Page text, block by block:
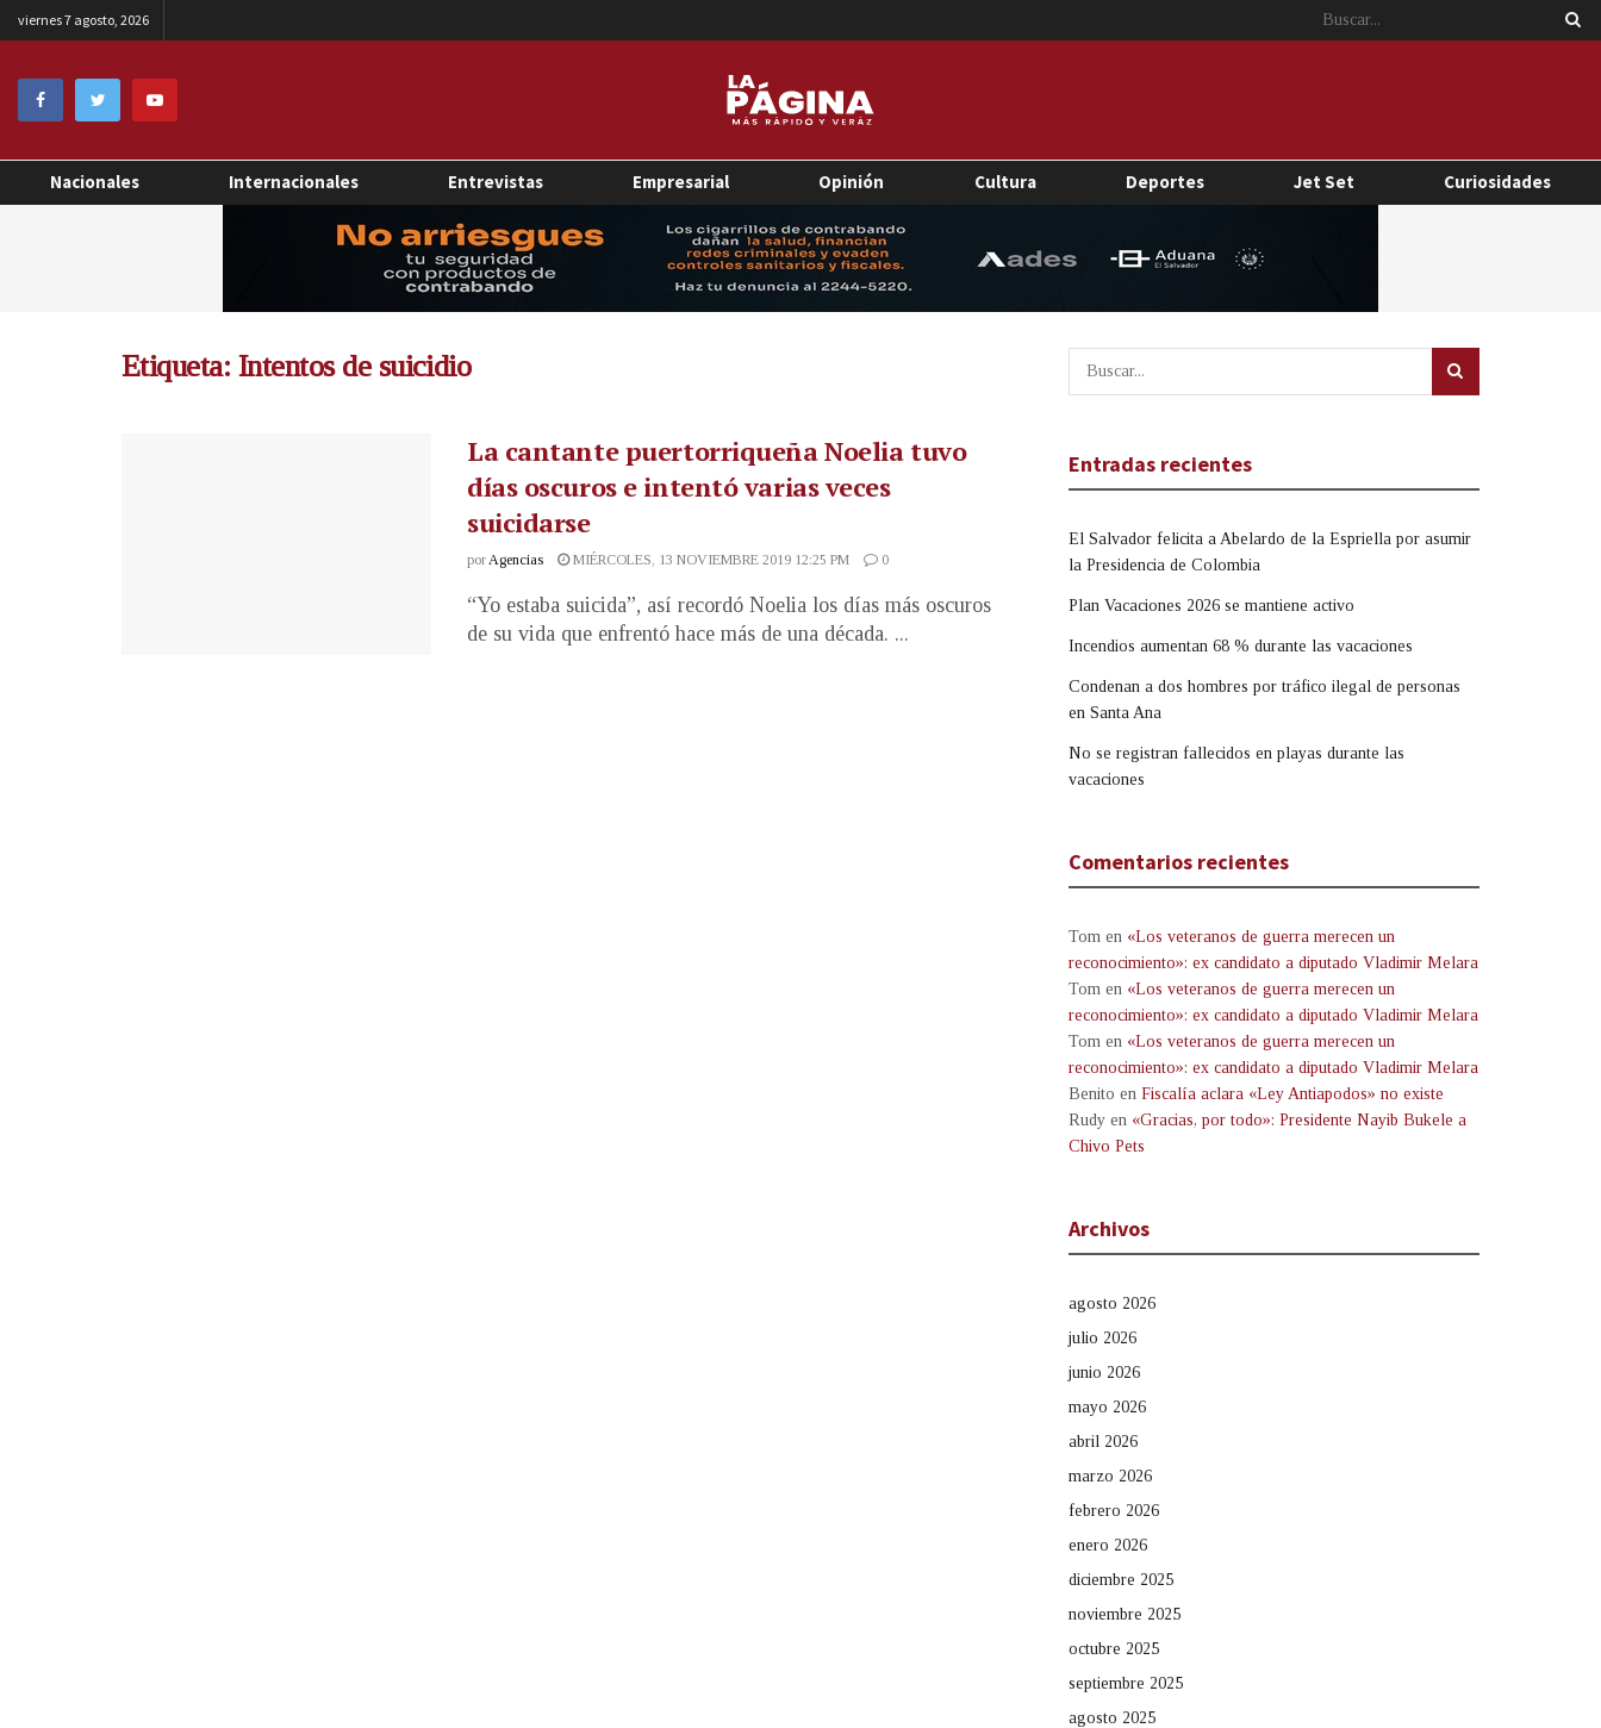
viernes 7 agosto, 2026
Nacionales Internacionales Entrevistas Empresarial Opinión Cultura Deportes Jet Set Curiosidades
Etiqueta: Intentos de suicidio
La cantante puertorriqueña Noelia tuvo
días oscuros e intentó varias veces
suicidarse
porAgencias MIÉRCOLES, 13 NOVIEMBRE 2019 12:25 PM 0
“Yo estaba suicida”, así recordó Noelia los días más oscuros
de su vida que enfrentó hace más de una década. ...
Entradas recientes
El Salvador felicita a Abelardo de la Espriella por asumir
la Presidencia de Colombia
Plan Vacaciones 2026 se mantiene activo
Incendios aumentan 68 % durante las vacaciones
Condenan a dos hombres por tráfico ilegal de personas
en Santa Ana
No se registran fallecidos en playas durante las
vacaciones
Comentarios recientes
Tom en «Los veteranos de guerra merecen un
reconocimiento»: ex candidato a diputado Vladimir Melara
Tom en «Los veteranos de guerra merecen un
reconocimiento»: ex candidato a diputado Vladimir Melara
Tom en «Los veteranos de guerra merecen un
reconocimiento»: ex candidato a diputado Vladimir Melara
Benito en Fiscalía aclara «Ley Antiapodos» no existe
Rudy en «Gracias, por todo»: Presidente Nayib Bukele a
Chivo Pets
Archivos
agosto 2026
julio 2026
junio 2026
mayo 2026
abril 2026
marzo 2026
febrero 2026
enero 2026
diciembre 2025
noviembre 2025
octubre 2025
septiembre 2025
agosto 2025